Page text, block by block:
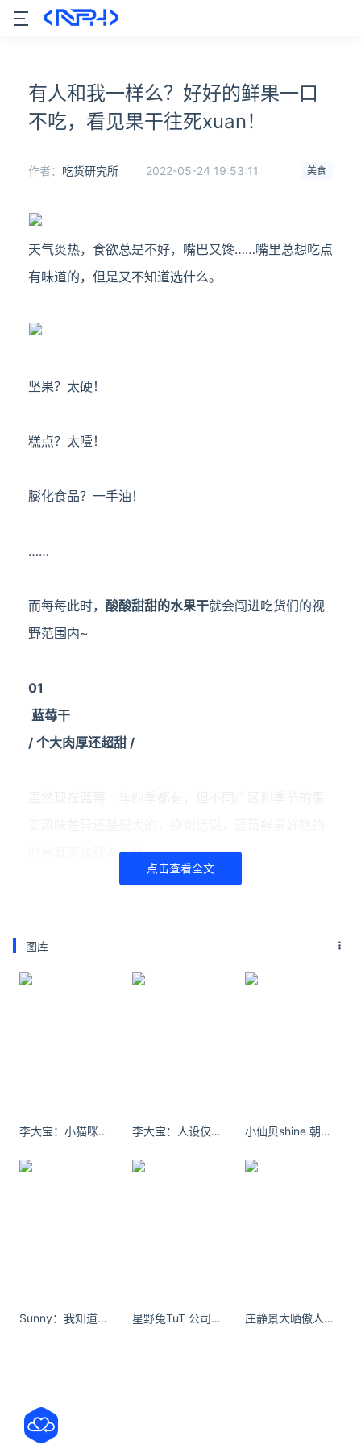
有人和我一样么？好好的鲜果一口
不吃，看见果干往死xuan！
美食
作者： 吃货研究所 2022-05-24 19:53:11
天气炎热，食欲总是不好，嘴巴又馋……嘴里总想吃点
有味道的，但是又不知道选什么。
坚果？太硬！
糕点？太噎！
膨化食品？一手油！
……
而每每此时， 酸酸甜甜的水果干就会闯进吃货们的视
野范围内~
01
蓝莓干
/ 个大肉厚还超甜 /
时间其实也就4~5月。
干则是平息“伤痛”的法宝。
嚼，蓝莓干的果肉都会随着你的口腔动作滑进你的嘴
的样子。
点击查看全文
图库
李大宝：小猫咪能有什么坏心思呢～ ​​​ 李大宝：人设仅供参考 性格具体看你是谁 ​​​ 小仙贝shine 朝着春天去 别烂在过去和梦里 ​​​​
Sunny：我知道 会有一个春天遇见你 #兰蔻菁纯裸唇釉 #兰蔻313 #春日郁金妆#兰蔻裸色小站 星野兔TuT 公司新来的实习生好会穿！！ - 小红书 庄静景大晒傲人上围。